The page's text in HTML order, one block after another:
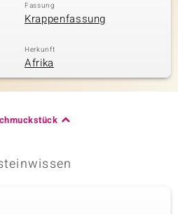
Fassung
Krappenfassung
Herkunft
Afrika